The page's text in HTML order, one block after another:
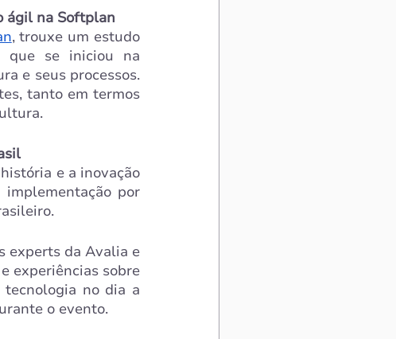
ágil na Softplan
, trouxe um estudo
que se iniciou na
e seus processos.
tanto em termos
e a inovação
por
experts da Avalia e
experiências sobre
tecnologia no dia a
o evento.